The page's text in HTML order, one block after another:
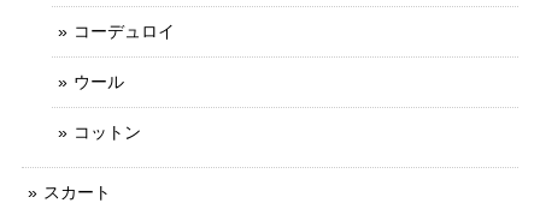
コーデュロイ
ウール
コットン
スカート